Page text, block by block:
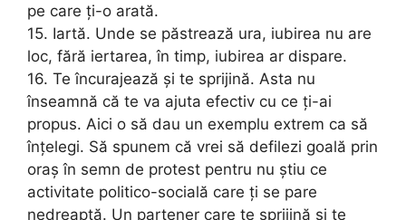
pe care ți-o arată.
15. Iartă. Unde se păstrează ura, iubirea nu are
loc, fără iertarea, în timp, iubirea ar dispare.
16. Te încurajează și te sprijină. Asta nu
înseamnă că te va ajuta efectiv cu ce ți-ai
propus. Aici o să dau un exemplu extrem ca să
înțelegi. Să spunem că vrei să defilezi goală prin
oraș în semn de protest pentru nu știu ce
activitate politico-socială care ți se pare
nedreaptă. Un partener care te sprijină și te